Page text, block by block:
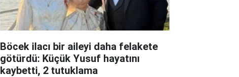
Böcek ilacı bir aileyi daha felakete
götürdü: Küçük Yusuf hayatını
kaybetti, 2 tutuklama